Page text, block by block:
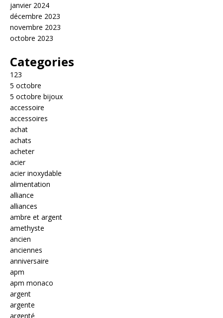
janvier 2024
décembre 2023
novembre 2023
octobre 2023
Categories
123
5 octobre
5 octobre bijoux
accessoire
accessoires
achat
achats
acheter
acier
acier inoxydable
alimentation
alliance
alliances
ambre et argent
amethyste
ancien
anciennes
anniversaire
apm
apm monaco
argent
argente
argenté